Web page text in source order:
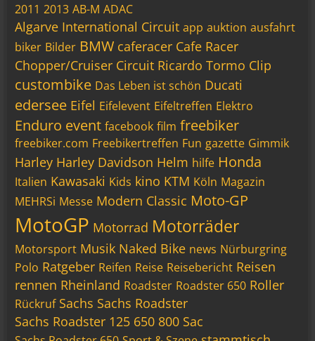
2011 2013 AB-M ADAC
Algarve International Circuit app auktion ausfahrt
biker Bilder BMW caferacer Cafe Racer
Chopper/Cruiser Circuit Ricardo Tormo Clip
custombike Das Leben ist schön Ducati
edersee Eifel Eifelevent Eifeltreffen Elektro
Enduro event facebook film freebiker
freebiker.com Freebikertreffen Fun gazette Gimmik
Harley Harley Davidson Helm hilfe Honda
Italien Kawasaki Kids kino KTM Köln Magazin
MEHRSi Messe Modern Classic Moto-GP
MotoGP Motorrad Motorräder
Motorsport Musik Naked Bike news Nürburgring
Polo Ratgeber Reifen Reise Reisebericht Reisen
rennen Rheinland Roadster Roadster 650 Roller
Rückruf Sachs Sachs Roadster
Sachs Roadster 125 650 800 Sac